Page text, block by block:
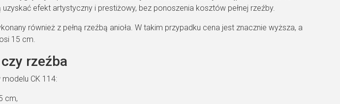
efekt artystyczny i prestiżowy, bez ponoszenia kosztów pełnej rzeźby.
również z pełną rzeźbą anioła. W takim przypadku cena jest znacznie wyższa, a
15 cm.
rzeźba
CK 114:
cm,